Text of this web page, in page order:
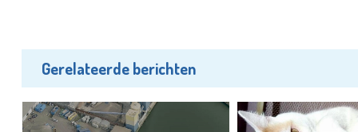
Gerelateerde berichten